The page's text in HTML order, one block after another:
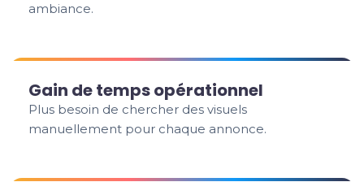
ambiance.
Gain de temps opérationnel
Plus besoin de chercher des visuels
manuellement pour chaque annonce.